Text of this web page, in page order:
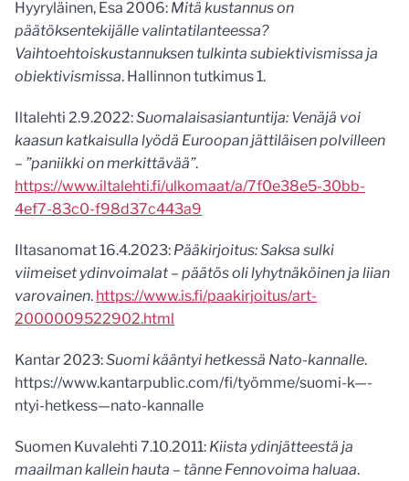
Hyyryläinen, Esa 2006: Mitä kustannus on
päätöksentekijälle valintatilanteessa?
Vaihtoehtoiskustannuksen tulkinta subiektivismissa ja
obiektivismissa. Hallinnon tutkimus 1.
Iltalehti 2.9.2022:Suomalaisasiantuntija: Venäjä voi
kaasun katkaisulla lyödä Euroopan jättiläisen polvilleen
– ”paniikki on merkittävää”.
https://www.iltalehti.fi/ulkomaat/a/7f0e38e5-30bb-
4ef7-83c0-f98d37c443a9
Iltasanomat 16.4.2023: Pääkirjoitus: Saksa sulki
viimeiset ydin­voimalat – päätös oli lyhyt­näköinen ja liian
varovainen. https://www.is.fi/paakirjoitus/art-
2000009522902.html
Kantar 2023:Suomi kääntyi hetkessä Nato-kannalle.
https://www.kantarpublic.com/fi/työmme/suomi-k—-
ntyi-hetkess—nato-kannalle
Suomen Kuvalehti 7.10.2011: Kiista ydinjätteestä ja
maailman kallein hauta – tänne Fennovoima haluaa.